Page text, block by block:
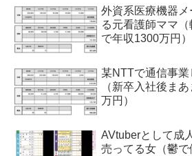
外資系医療機器
る元看護師ママ
で年収1300万円）
某NTTで通信事
（新卒入社後ま
万円）
AVtuberとして成
売ってる女（鬱で